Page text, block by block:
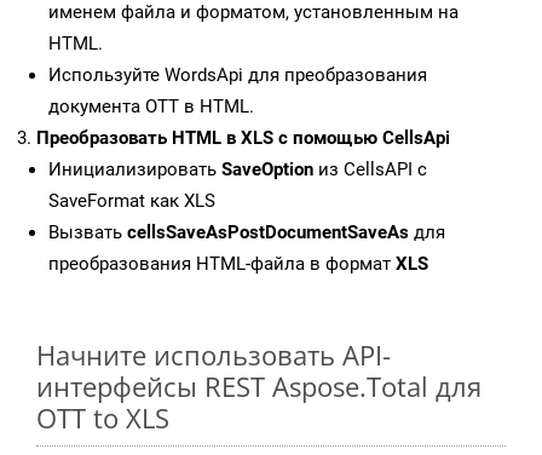
именем файла и форматом, установленным на
HTML.
Используйте WordsApi для преобразования
документа OTT в HTML.
Преобразовать HTML в XLS с помощью CellsApi
Инициализировать SaveOption из CellsAPI с
SaveFormat как XLS
Вызвать cellsSaveAsPostDocumentSaveAs для
преобразования HTML-файла в формат XLS
Начните использовать API-
интерфейсы REST Aspose.Total для
OTT to XLS